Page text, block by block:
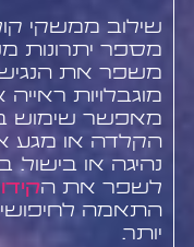
שילוב ממשקי
מספר יתרונות
משפר את
מוגבלויות
מאפשר שימוש
הקלדה או מגע
נהיגה או בישול.
לשפר את ה
התאמה
יותר.